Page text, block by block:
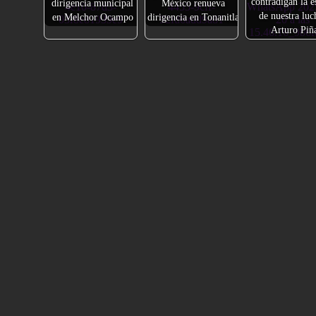
dirigencia municipal
en Melchor Ocampo
México renueva
dirigencia en Tonanitla
de nuestra
Arturo